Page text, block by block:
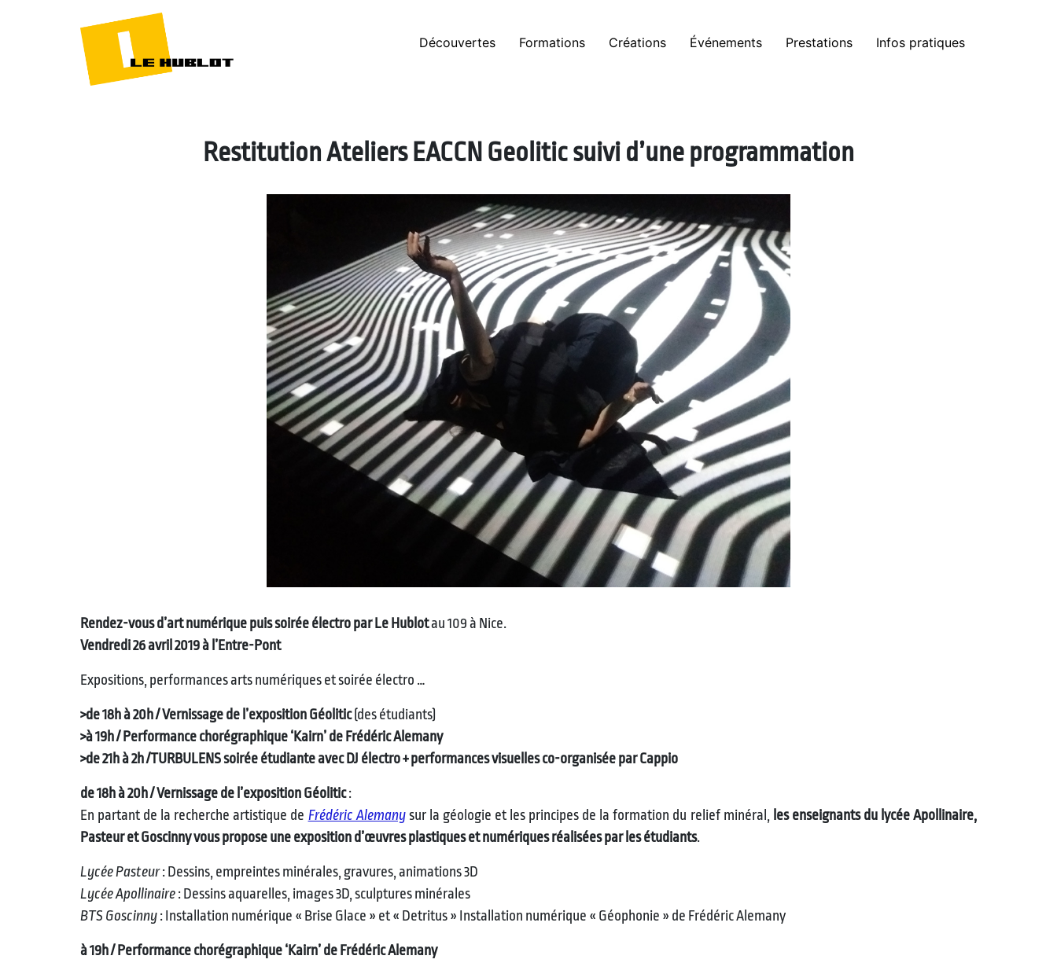
Découvertes Formations Créations Événements Prestations Infos pratiques
Restitution Ateliers EACCN Geolitic suivi d’une programmation
Rendez-vous d’art numérique puis soirée électro par Le Hublotau 109 à Nice.
Vendredi 26 avril 2019 à l’Entre-Pont
Expositions, performances arts numériques et soirée électro …
>de 18h à 20h /Vernissage de l’exposition Géolitic(des étudiants)
>à 19h / Performance chorégraphique ‘Kairn’ de Frédéric Alemany
>de 21h à 2h /TURBULENS soirée étudiante avec DJ électro + performances visuelles co-organisée par Cappio
de 18h à 20h /Vernissage de l’exposition Géolitic:
En partant de la recherche artistique de Frédéric Alemanysur la géologie et les principes de la formation du relief minéral,
les enseignants du lycée Apollinaire,
Pasteur et Goscinny vous propose une exposition d’œuvres plastiques et numériques réalisées par les étudiants.
Lycée Pasteur: Dessins, empreintes minérales, gravures, animations 3D
Lycée Apollinaire : Dessins aquarelles, images 3D, sculptures minérales
BTS Goscinny : Installation numérique « Brise Glace » et « Detritus » Installation numérique « Géophonie » de Frédéric Alemany
à 19h / Performance chorégraphique ‘Kairn’ de Frédéric Alemany